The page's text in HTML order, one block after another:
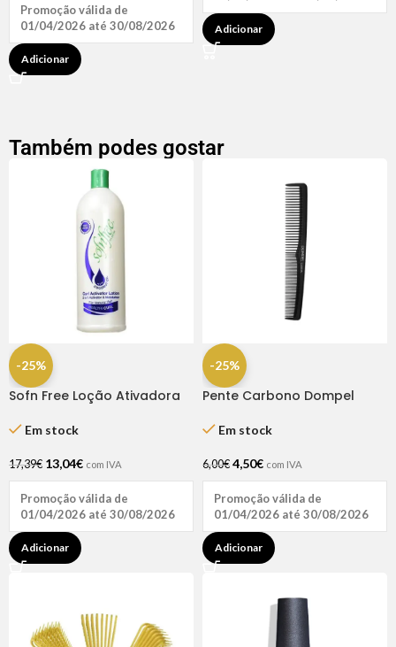
Promoção válida de
01/04/2026 até 30/08/2026
Adicionar
Adicionar
Também podes gostar
-25%
Sofn Free Loção Ativadora
Em stock
17,39€ 13,04€ com IVA
Promoção válida de
01/04/2026 até 30/08/2026
Adicionar
-25%
Pente Carbono Dompel
Em stock
6,00€ 4,50€ com IVA
Promoção válida de
01/04/2026 até 30/08/2026
Adicionar